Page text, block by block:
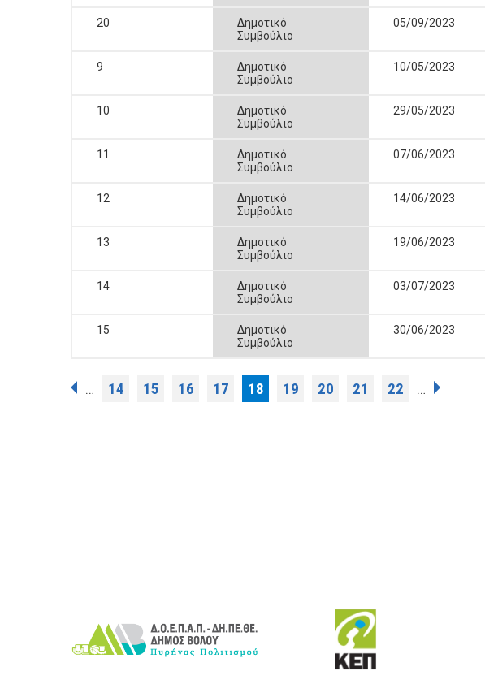
20
Δημοτικό
Συμβούλιο
05/09/2023
9
Δημοτικό
Συμβούλιο
10/05/2023
10
Δημοτικό
Συμβούλιο
29/05/2023
11
Δημοτικό
Συμβούλιο
07/06/2023
12
Δημοτικό
Συμβούλιο
14/06/2023
13
Δημοτικό
Συμβούλιο
19/06/2023
14
Δημοτικό
Συμβούλιο
03/07/2023
15
Δημοτικό
Συμβούλιο
30/06/2023
Σελίδες
… 14 15 16 17 18 19 20 21 22 …